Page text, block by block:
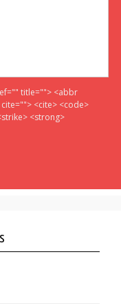
title=""> <abbr
<cite> <code>
<strong>